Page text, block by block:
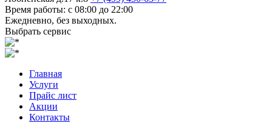
Время работы: с 08:00 до 22:00
Ежедневно, без выходных.
Выбрать сервис
Главная
Услуги
Прайс лист
Акции
Контакты